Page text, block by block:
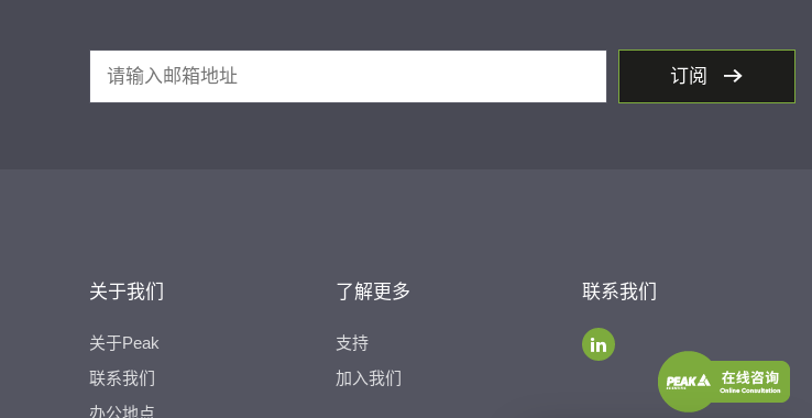
订阅
关于我们
关于Peak
联系我们
办公地点
了解更多
支持
加入我们
联系我们